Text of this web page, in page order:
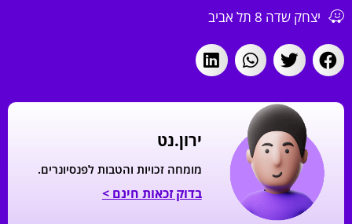
יצחק שדה 8 תל אביב
ירון.נט
מומחה זכויות והטבות לפנסיונרים.
בדוק זכאות חינם >